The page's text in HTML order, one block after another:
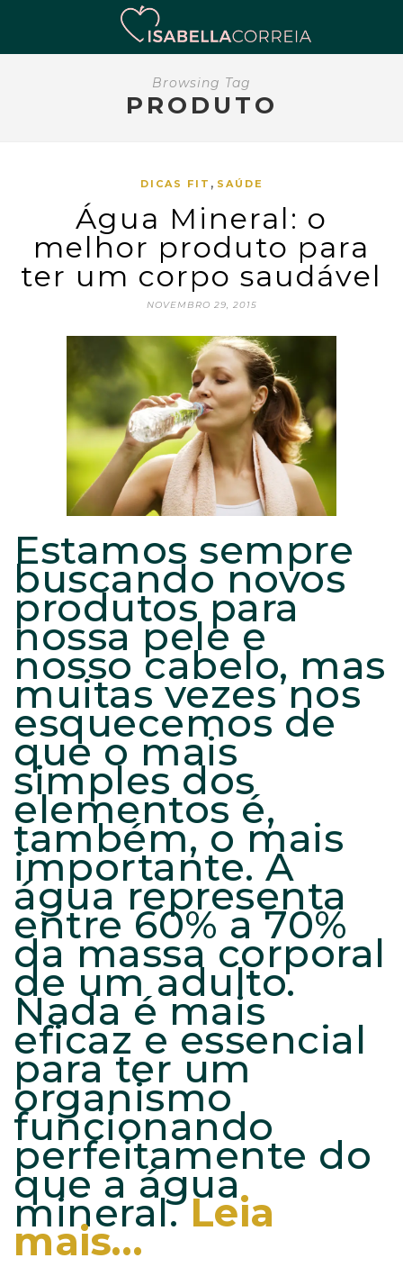
Browsing Tag
PRODUTO
DICAS FIT , SAÚDE
Água Mineral: o
melhor produto para
ter um corpo saudável
NOVEMBRO 29, 2015
Estamos sempre
buscando novos
produtos para
nossa pele e
nosso cabelo, mas
muitas vezes nos
esquecemos de
que o mais
simples dos
elementos é,
também, o mais
importante. A
água representa
entre 60% a 70%
da massa corporal
de um adulto.
Nada é mais
eficaz e essencial
para ter um
organismo
funcionando
perfeitamente do
que a água
mineral.Leia
mais…